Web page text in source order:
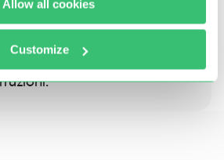
Allow all cookies
Customize
o illegale.
pool pulito e le